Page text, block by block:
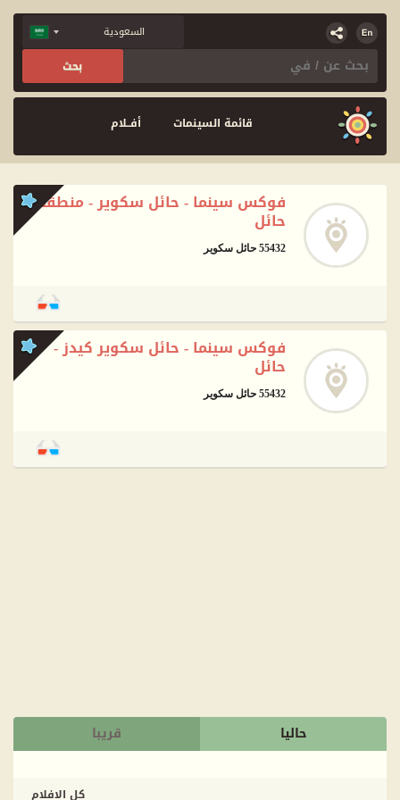
قائمة السينمات أفــلام
فوكس سينما - حائل سكوير - منطقة
حائل
55432 حائل سكوير
فوكس سينما - حائل سكوير كيدز -
حائل
55432 حائل سكوير
حاليا قريبا
كل الافلام